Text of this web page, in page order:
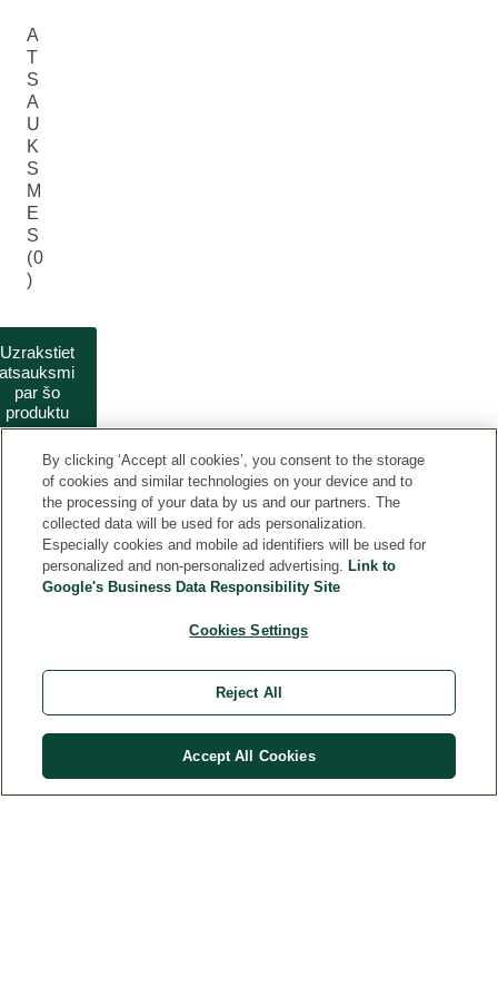
A
T
S
A
U
K
S
M
E
S
(0
)
Uzrakstiet
atsauksmi
par šo
produktu
KLIENTU INFORMĀCIJAI
By clicking ‘Accept all cookies’, you consent to the storage
of cookies and similar technologies on your device and to
the processing of your data by us and our partners. The
collected data will be used for ads personalization.
Especially cookies and mobile ad identifiers will be used for
personalized and non-personalized advertising. Link to
Google's Business Data Responsibility Site
Cookies Settings
Reject All
Accept All Cookies